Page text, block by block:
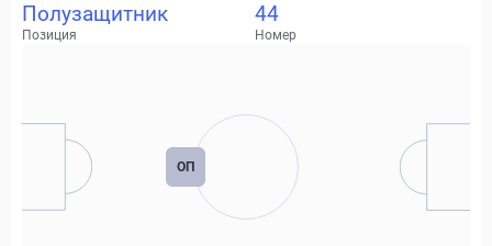
Полузащитник
Позиция
44
Номер
ОП